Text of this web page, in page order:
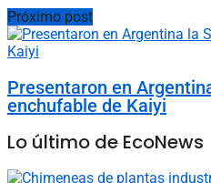
Próximo post
Presentaron en
enchufable de Kaiyi
Lo último de EcoNews